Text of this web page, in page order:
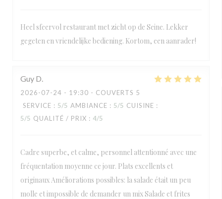
Heel sfeervol restaurant met zicht op de Seine. Lekker
gegeten en vriendelijke bediening. Kortom, een aanrader!
Guy D
2026-07-24 - 19:30 - COUVERTS 5
SERVICE : 5/5 AMBIANCE : 5/5 CUISINE :
5/5 QUALITÉ / PRIX : 4/5
Cadre superbe, et calme, personnel attentionné avec une
fréquentation moyenne ce jour. Plats excellents et
originaux Améliorations possibles: la salade était un peu
molle et impossible de demander un mix Salade et frites